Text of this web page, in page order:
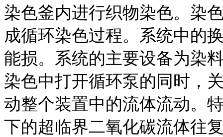
染色釜内进行织物染色。染
成循环染色过程。系统中的
能损。系统的主要设备为染
染色中打开循环泵的同时，
动整个装置中的流体流动。
下的超临界二氧化碳流体往